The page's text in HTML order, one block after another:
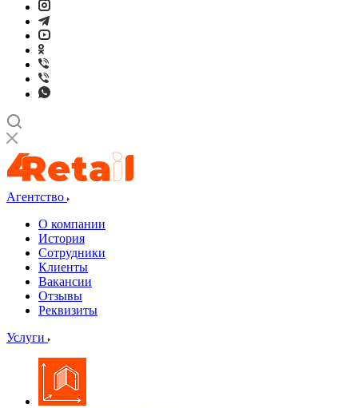
Агентство
О компании
История
Сотрудники
Клиенты
Вакансии
Отзывы
Реквизиты
Услуги